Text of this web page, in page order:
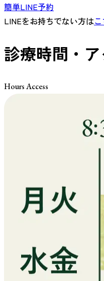
簡単LINE予約
LINEをお持ちでない方は
診療時間・
Hours Access